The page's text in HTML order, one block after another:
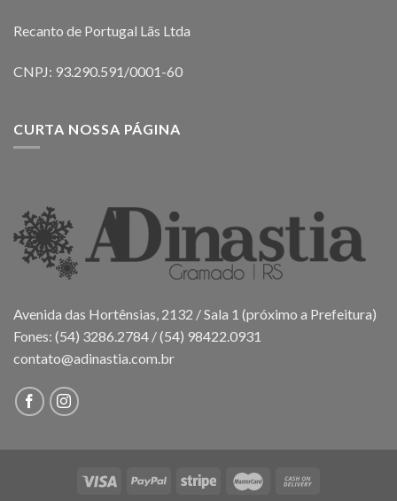
Recanto de Portugal Lãs Ltda
CNPJ: 93.290.591/0001-60
CURTA NOSSA PÁGINA
Avenida das Hortênsias, 2132 / Sala 1 (próximo a Prefeitura)
Fones: (54) 3286.2784 / (54) 98422.0931
contato@adinastia.com.br